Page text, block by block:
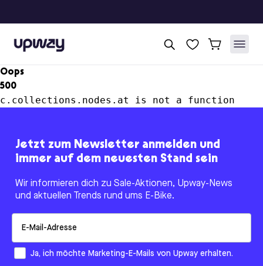
Upway
Oops
500
c.collections.nodes.at is not a function
Jetzt zum Newsletter anmelden und
immer auf dem neuesten Stand sein
Wir informieren dich zu Sale-Aktionen, Upway-News
und aktuellen Trends rund ums E-Bike.
How would you like to hear from us?
Ja, ich möchte Marketing-E-Mails von Upway erhalten.